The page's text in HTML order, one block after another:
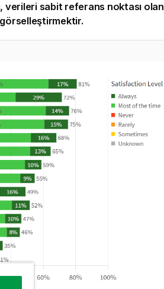
verileri sabit referans noktası olan